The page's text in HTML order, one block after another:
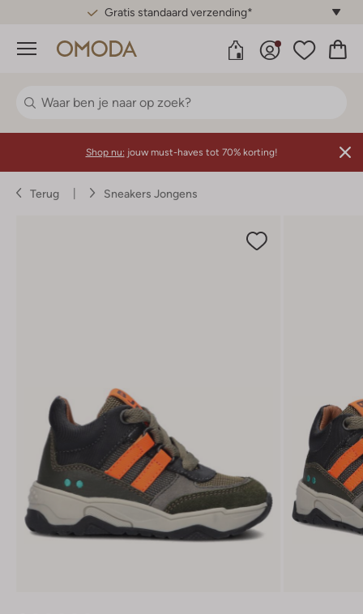
Gratis standaard verzending*
Menu
Shop nu: jouw must-haves tot 70% korting!
Terug Sneakers Jongens